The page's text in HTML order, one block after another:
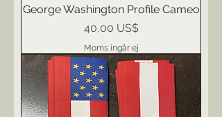
George Washington Profile Cameo
Pris
40,00 US$
Moms ingår ej